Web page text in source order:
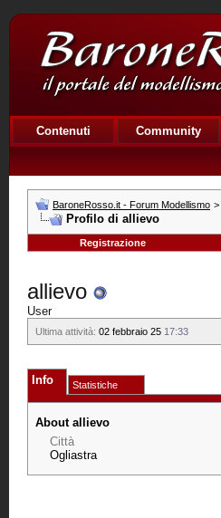
Contenuti Community
BaroneRosso.it - Forum Modellismo >
Profilo di allievo
Registrazione
allievo
User
Ultima attività: 02 febbraio 25 17:33
Info Statistiche
About allievo
Città
Ogliastra